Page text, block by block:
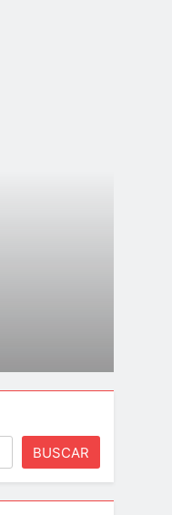
BUSCAR